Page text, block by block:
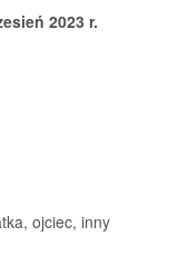
2023 r.
ojciec, inny